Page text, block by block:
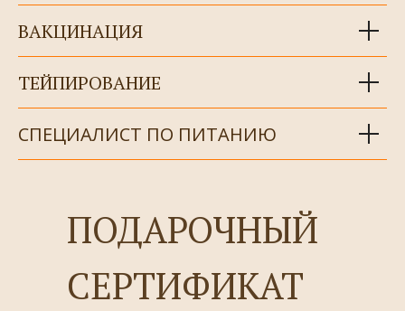
ВАКЦИНАЦИЯ
ТЕЙПИРОВАНИЕ
СПЕЦИАЛИСТ ПО ПИТАНИЮ
ПОДАРОЧНЫЙ
СЕРТИФИКАТ